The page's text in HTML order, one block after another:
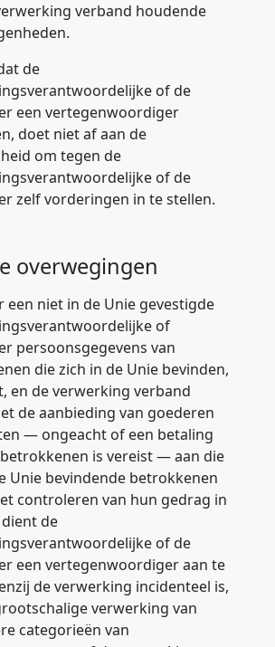
verband houdende
de
of de
een vertegenwoordiger
doet niet af aan de
om tegen de
of de
zelf vorderingen in te stellen.
overwegingen
een niet in de Unie gevestigde
of
persoonsgegevens van
die zich in de Unie bevinden,
en de verwerking verband
de aanbieding van goederen
— ongeacht of een betaling
is vereist — aan die
Unie bevindende betrokkenen
controleren van hun gedrag in
de
of de
een vertegenwoordiger aan te
de verwerking incidenteel is,
verwerking van
categorieën van